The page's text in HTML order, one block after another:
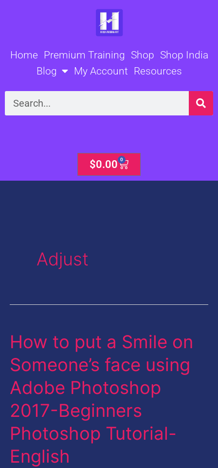
Home Premium Training Shop Shop India
Blog
My Account Resources
Search
$0.00 0
Cart
Adjust
How to put a Smile on
Someone’s face using
Adobe Photoshop
2017-Beginners
Photoshop Tutorial-
English
How
put
a
Smile
on
Someone’s
face